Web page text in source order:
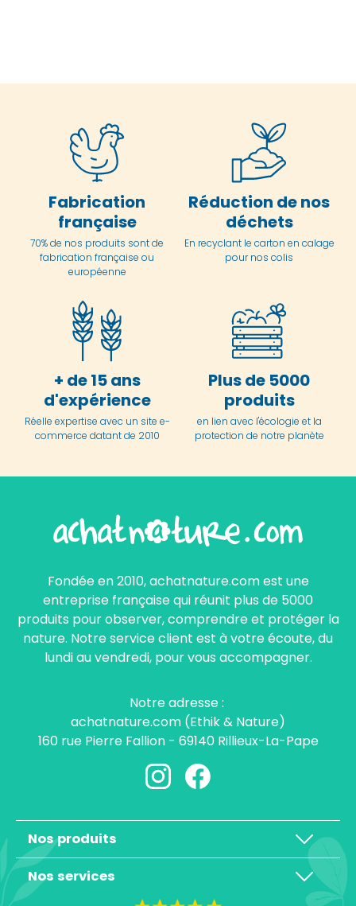
Fabrication
française
70% de nos produits sont de
fabrication française ou
européenne
Réduction de nos
déchets
En recyclant le carton en calage
pour nos colis
+ de 15 ans
d'expérience
Réelle expertise avec un site e-
commerce datant de 2010
Plus de 5000
produits
en lien avec l'écologie et la
protection de notre planète
Fondée en 2010, achatnature.com est une
entreprise française qui réunit plus de 5000
produits pour observer, comprendre et protéger la
nature. Notre service client est à votre écoute, du
lundi au vendredi, pour vous accompagner.
Notre adresse :
achatnature.com (Ethik & Nature)
160 rue Pierre Fallion - 69140 Rillieux-La-Pape
Nos produits
Nos services